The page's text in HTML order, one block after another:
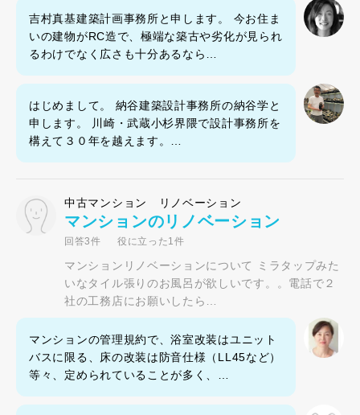
吉村真基建築計画事務所と申します。 今お住ま
いの建物がRC造で、極端な築古や劣化が見られ
るわけでなく広さも十分あるなら…
はじめまして。 納谷建築設計事務所の納谷学と
申します。 川崎・武蔵小杉界隈で設計事務所を
構えて３０年を越えます。…
中古マンション リノベーション
マンションのリノベーション
回答3件 役に立った1件
マンションリノベーションについて ミラタップみた
いなタイル張りのお風呂が欲しいです。。電話で２
社の工務店にお願いしたら…
マンションの管理規約で、浴室改装はユニット
バスに限る、床の改装は防音仕様（LL45など）
等々、定められていることが多く、…